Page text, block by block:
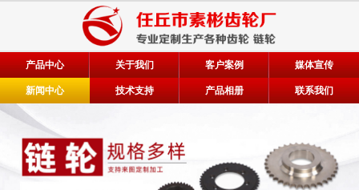
产品中心 关于我们 客户案例 媒体宣传
新闻中心 技术支持 产品相册 联系我们